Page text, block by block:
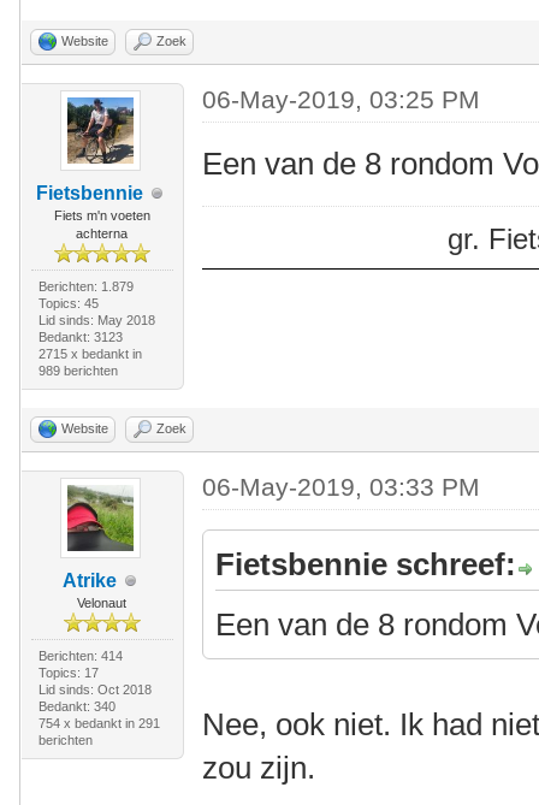
Website Zoek
Fietsbennie
Fiets m'n voeten
achterna
Berichten: 1.879
Topics: 45
Lid sinds: May 2018
Bedankt: 3123
2715 x bedankt in
989 berichten
06-May-2019, 03:25 PM
Een van de 8 rondom
gr.
Website Zoek
Atrike
Velonaut
Berichten: 414
Topics: 17
Lid sinds: Oct 2018
Bedankt: 340
754 x bedankt in 291
berichten
06-May-2019, 03:33 PM
Fietsbennie schreef:
Een van de 8 rondom
Nee, ook niet. Ik had
zou zijn.